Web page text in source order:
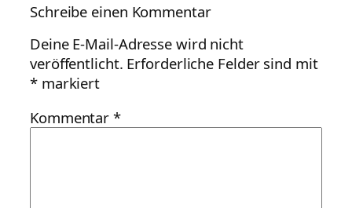
Schreibe einen Kommentar
Deine E-Mail-Adresse wird nicht
veröffentlicht. Erforderliche Felder sind mit
*markiert
Kommentar*